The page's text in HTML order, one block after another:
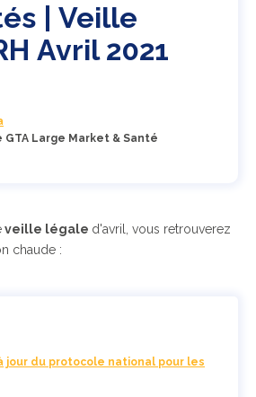
| Veille
Avril 2021
GTA Large Market & Santé
veille légale d'avril, vous retrouverez
chaude :
jour du protocole national pour les